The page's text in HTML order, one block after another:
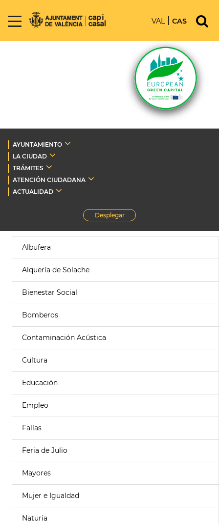
VAL CAS
AYUNTAMIENTO
LA CIUDAD
TRÁMITES
ATENCIÓN CIUDADANA
ACTUALIDAD
Desplegar
Albufera
Alquería de Solache
Bienestar Social
Bomberos
Contaminación Acústica
Cultura
Educación
Empleo
Fallas
Feria de Julio
Mayores
Mujer e Igualdad
Naturia